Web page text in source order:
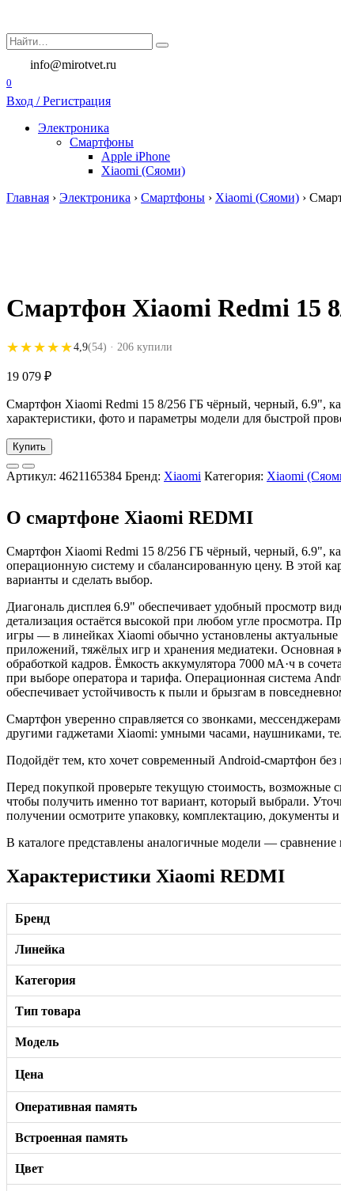
содержанию
Search
for:
info@mirotvet.ru
0
Вход / Регистрация
Электроника
Смартфоны
Apple iPhone
Xiaomi (Сяоми)
Главная › Электроника › Смартфоны › Xiaomi (Сяоми) ›
Смартфон Xiaomi Redmi 15
★★★★★
★★★★★4,9(54) · 206 купили
19 079 ₽
Смартфон Xiaomi Redmi 15 8/256 ГБ чёрный, черный, 6.9",
характеристики, фото и параметры модели для быстрой
Купить
Артикул: 4621165384 Бренд: Xiaomi Категория: Xiaomi
О смартфоне Xiaomi REDMI
Смартфон Xiaomi Redmi 15 8/256 ГБ чёрный, черный, 6.9",
операционную систему и сбалансированную цену. В этой
варианты и сделать выбор.
Диагональ дисплея 6.9" обеспечивает удобный просмотр
детализация остаётся высокой при любом угле просмотра.
игры — в линейках Xiaomi обычно установлены актуальные
приложений, тяжёлых игр и хранения медиатеки. Основная
обработкой кадров. Ёмкость аккумулятора 7000 мА·ч в
при выборе оператора и тарифа. Операционная система
обеспечивает устойчивость к пыли и брызгам в
Смартфон уверенно справляется со звонками,
другими гаджетами Xiaomi: умными часами, наушниками,
Подойдёт тем, кто хочет современный Android-смартфон
Перед покупкой проверьте текущую стоимость, возможные
чтобы получить именно тот вариант, который выбрали.
получении осмотрите упаковку, комплектацию, документы
В каталоге представлены аналогичные модели —
Характеристики Xiaomi REDMI
Бренд
Линейка
Категория
Тип товара
Модель
Цена
Оперативная память
Встроенная память
Цвет